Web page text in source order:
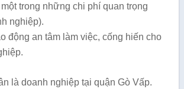
trong những chi phí quan trọng
nghiệp).
động an tâm làm việc, cống hiến cho
là doanh nghiệp tại quận Gò Vấp.